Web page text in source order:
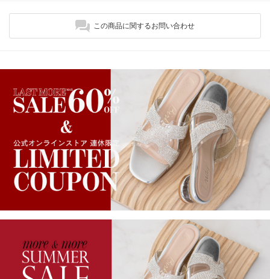
この商品に関するお問い合わせ